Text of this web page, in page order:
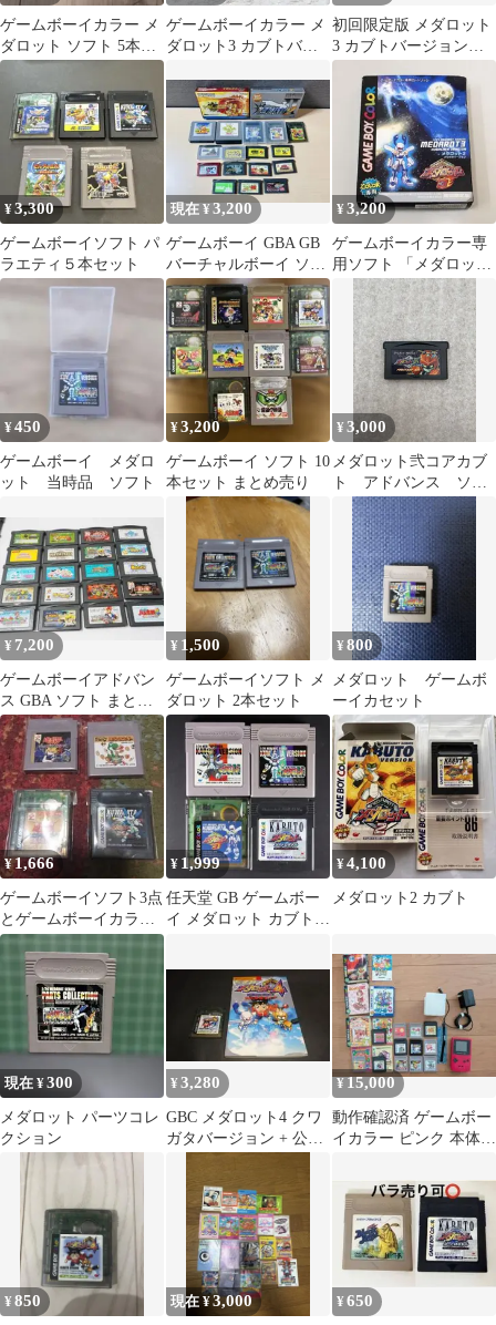
ゲームボーイカラー メ
ダロット ソフト 5本セ
ット
ゲームボーイカラー メ
ダロット3 カブトバー
初回限定版 メダロット
3 カブトバージョン
GBC 動作確認済 カー
ド・メダル付
¥3,300
ゲームボーイソフト パ
ラエティ５本セット
現在 ¥3,200
ゲームボーイ GBA GB
バーチャルボーイ ソフ
ト18本まとめ
¥3,200
ゲームボーイカラー専
用ソフト 「メダロット
3 クワガタバージョン
初回限定版」
¥450
ゲームボーイ メダロ
ット 当時品 ソフト
¥3,200
ゲームボーイ ソフト 10
本セット まとめ売り
¥3,000
メダロット弐コアカブ
ト アドバンス ソフ
トのみ
¥ 7,200
ゲームボーイアドバン
ス GBA ソフト まとめ
売り 20本 売り セット
¥ 1,500
ゲームボーイソフト メ
ダロット 2本セット
¥800
メダロット ゲームボ
ーイカセット
¥1,666
ゲームボーイソフト3点
とゲームボーイカラー
専用1点☆全てジャンク
¥ 1,999
任天堂 GB ゲームボー
イ メダロット カブト
¥4,100
メダロット2 カブト
現在 ¥300
メダロット パーツコレ
クション
¥3,280
GBC メダロット4 クワ
ガタバージョン + 公式
¥15,000
動作確認済 ゲームボー
イカラー ピンク 本体
¥850 現在 ¥3,000 ¥650